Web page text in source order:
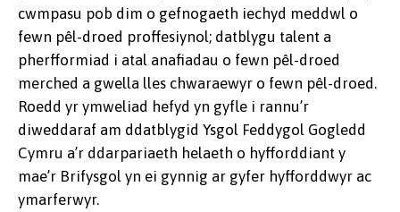
cwmpasu pob dim o gefnogaeth iechyd meddwl o
fewn pêl-droed proffesiynol; datblygu talent a
pherfformiad i atal anafiadau o fewn pêl-droed
merched a gwella lles chwaraewyr o fewn pêl-droed.
Roedd yr ymweliad hefyd yn gyfle i rannu’r
diweddaraf am ddatblygid Ysgol Feddygol Gogledd
Cymru a’r ddarpariaeth helaeth o hyfforddiant y
mae’r Brifysgol yn ei gynnig ar gyfer hyfforddwyr ac
ymarferwyr.